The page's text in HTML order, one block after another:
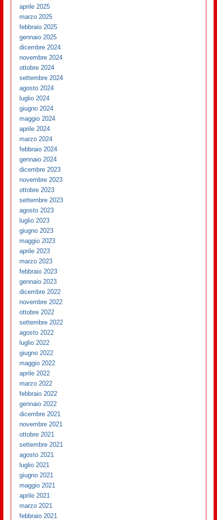
aprile 2025
marzo 2025
febbraio 2025
gennaio 2025
dicembre 2024
novembre 2024
ottobre 2024
settembre 2024
agosto 2024
luglio 2024
giugno 2024
maggio 2024
aprile 2024
marzo 2024
febbraio 2024
gennaio 2024
dicembre 2023
novembre 2023
ottobre 2023
settembre 2023
agosto 2023
luglio 2023
giugno 2023
maggio 2023
aprile 2023
marzo 2023
febbraio 2023
gennaio 2023
dicembre 2022
novembre 2022
ottobre 2022
settembre 2022
agosto 2022
luglio 2022
giugno 2022
maggio 2022
aprile 2022
marzo 2022
febbraio 2022
gennaio 2022
dicembre 2021
novembre 2021
ottobre 2021
settembre 2021
agosto 2021
luglio 2021
giugno 2021
maggio 2021
aprile 2021
marzo 2021
febbraio 2021